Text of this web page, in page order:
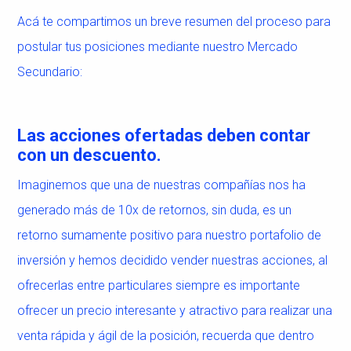
Acá te compartimos un breve resumen del proceso para
postular tus posiciones mediante nuestro Mercado
Secundario:
Las acciones ofertadas deben contar
con un descuento.
Imaginemos que una de nuestras compañías nos ha
generado más de 10x de retornos, sin duda, es un
retorno sumamente positivo para nuestro portafolio de
inversión y hemos decidido vender nuestras acciones, al
ofrecerlas entre particulares siempre es importante
ofrecer un precio interesante y atractivo para realizar una
venta rápida y ágil de la posición, recuerda que dentro